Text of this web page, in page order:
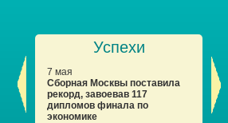
Успехи
7 мая
Сборная Москвы поставила
рекорд, завоевав 117
дипломов финала по
экономике
7